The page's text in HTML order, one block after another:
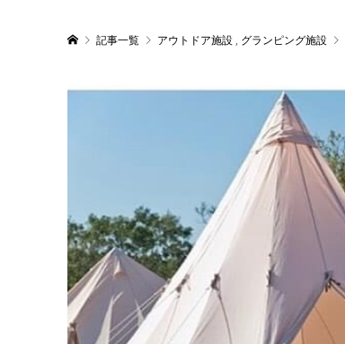
記事一覧 アウトドア施設 , グランピング施設